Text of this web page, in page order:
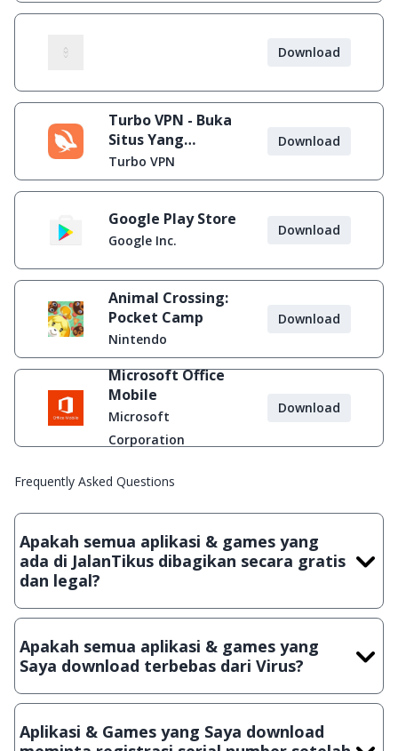
Download
Turbo VPN - Buka
Situs Yang
Diblokir
Turbo VPN
Download
Google Play Store
Google Inc.
Download
Animal Crossing:
Pocket Camp
Nintendo
Download
Microsoft Office
Mobile
Microsoft
Corporation
Download
Frequently Asked Questions
Apakah semua aplikasi & games yang
ada di JalanTikus dibagikan secara gratis
dan legal?
Ya, JalanTikus hanya membagikan aplikasi & games yang
crack, patch atau semacamnya.
Apakah semua aplikasi & games yang
Saya download terbebas dari Virus?
Ya, JalanTikus selalu melakukan scanning dengan 3 jenis
suatu aplikasi atau games, sehingga bisa dijamin 100%
Aplikasi & Games yang Saya download